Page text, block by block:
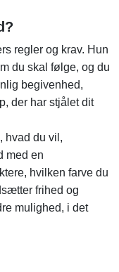
regler og krav. Hun
du skal følge, og du
begivenhed,
der har stjålet dit
hvad du vil,
med en
hvilken farve du
frihed og
mulighed, i det